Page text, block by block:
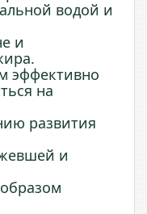
водой и
и
эффективно
на
развития
и